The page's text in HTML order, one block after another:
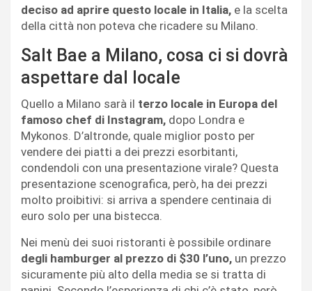
deciso ad aprire questo locale in Italia, e la scelta
della città non poteva che ricadere su Milano.
Salt Bae a Milano, cosa ci si dovrà
aspettare dal locale
Quello a Milano sarà il terzo locale in Europa del
famoso chef di Instagram, dopo Londra e
Mykonos. D’altronde, quale miglior posto per
vendere dei piatti a dei prezzi esorbitanti,
condendoli con una presentazione virale? Questa
presentazione scenografica, però, ha dei prezzi
molto proibitivi: si arriva a spendere centinaia di
euro solo per una bistecca.
Nei menù dei suoi ristoranti è possibile ordinare
degli hamburger al prezzo di $30 l’uno, un prezzo
sicuramente più alto della media se si tratta di